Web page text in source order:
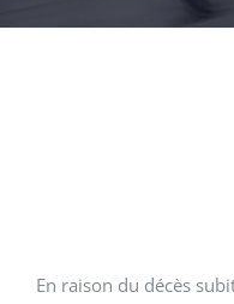
En raison du décès